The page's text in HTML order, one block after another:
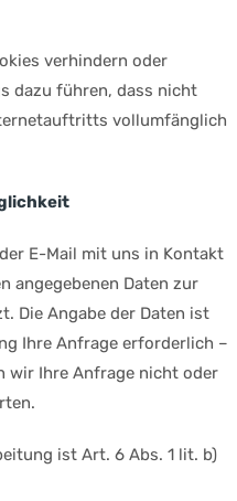
verhindern oder
dazu führen, dass nicht
vollumfänglich
E-Mail mit uns in Kontakt
angegebenen Daten zur
Die Angabe der Daten ist
Ihre Anfrage erforderlich –
wir Ihre Anfrage nicht oder
ist Art. 6 Abs. 1 lit. b)